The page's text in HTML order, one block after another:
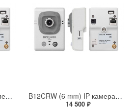
B12CRW (3.6 mm) IP-камера 1Мп миниатюрная кубическая беспроводная с фиксированным объективом 3.6 мм PIR-датчиком и микрофоном B12CRW (6 mm) IP-камера 1Мп миниатюрная кубическая беспроводная с фиксированным объективом 6 мм PIR-датчиком и микрофоном
14 500 ₽